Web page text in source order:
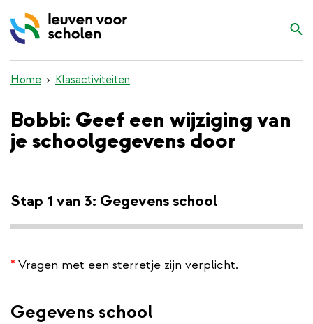
naar
de
inhoud
gaan
Home Klasactiviteiten
Bobbi: Geef een wijziging van
je schoolgegevens door
Stap 1 van 3: Gegevens school
* Vragen met een sterretje zijn verplicht.
Gegevens school